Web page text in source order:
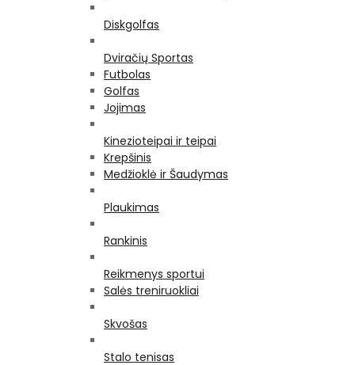
Diskgolfas
Dviračių Sportas
Futbolas
Golfas
Jojimas
Kinezioteipai ir teipai
Krepšinis
Medžioklė ir Šaudymas
Plaukimas
Rankinis
Reikmenys sportui
Salės treniruokliai
Skvošas
Stalo tenisas